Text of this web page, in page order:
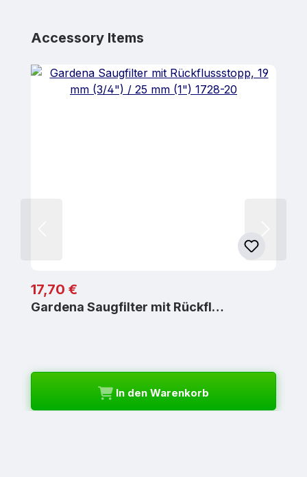
Produktgalerie überspringen
Accessory Items
Regulärer Preis:
17,70 €
Gardena Saugfilter mit Rückfl…
In den Warenkorb